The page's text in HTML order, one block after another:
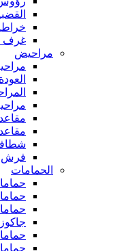
غرف
مراحيض
فرش
الحمامات